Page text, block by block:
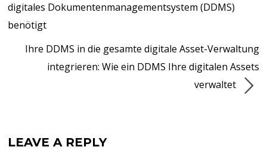
digitales Dokumentenmanagementsystem (DDMS)
benötigt
Ihre DDMS in die gesamte digitale Asset-Verwaltung
integrieren: Wie ein DDMS Ihre digitalen Assets
verwaltet
LEAVE A REPLY